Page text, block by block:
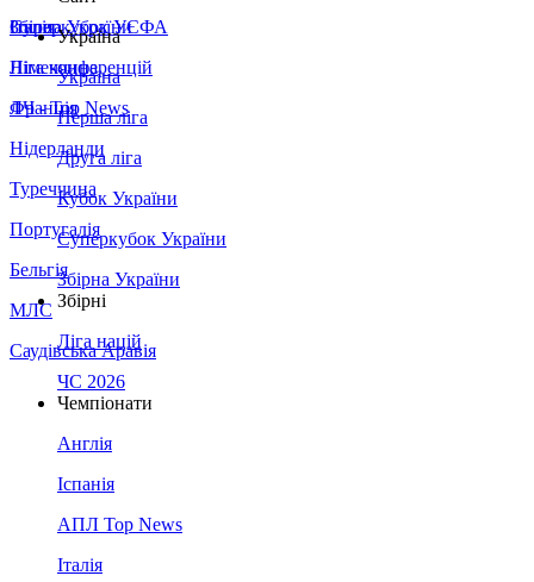
Збірна України
Італія
Німеччина
Франція
Нідерланди
Туреччина
Португалія
Бельгія
МЛС
Саудівська Аравія
Суперкубок УЄФА
Ліга конференцій
ЛЧ - Top News
Україна
Україна
Перша ліга
Друга ліга
Кубок України
Суперкубок України
Збірна України
Збірні
Ліга націй
ЧС 2026
Чемпіонати
Англія
Іспанія
АПЛ Top News
Італія